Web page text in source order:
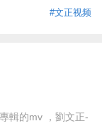
#文正视频
輯的mv ，劉文正-